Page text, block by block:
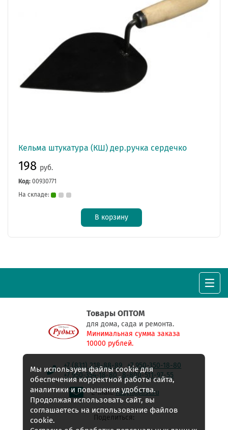
Кельма штукатура (КШ) дер.ручка сердечко
198 руб.
Код: 00930771
На складе:
В корзину
Товары ОПТОМ
для дома, сада и ремонта.
Минимальная сумма заказа
10000 рублей.
+7 (831) 218-88-89
+7 950-350-18-80
+7 950-354-18-80
8-800-511-97-55
E-mail:rudyh@list.ru
Поделиться:
Мы используем файлы cookie для
обеспечения корректной работы сайта,
аналитики и повышения удобства.
Продолжая использовать сайт, вы
соглашаетесь на использование файлов
cookie.